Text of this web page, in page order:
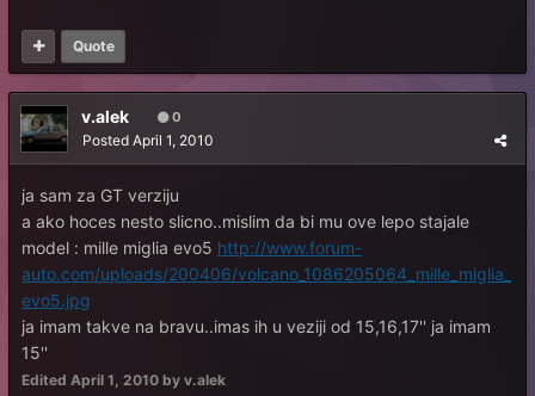
Quote
v.alek 0
Posted April 1, 2010
ja sam za GT verziju
a ako hoces nesto slicno..mislim da bi mu ove lepo stajale
model : mille miglia evo5 http://www.forum-
auto.com/uploads/200406/volcano_1086205064_mille_miglia_
evo5.jpg
ja imam takve na bravu..imas ih u veziji od 15,16,17'' ja imam
15''
Edited April 1, 2010 by v.alek